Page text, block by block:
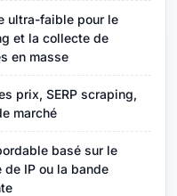
ultra-faible pour le
et la collecte de
en masse
prix, SERP scraping,
marché
basé sur le
de IP ou la bande